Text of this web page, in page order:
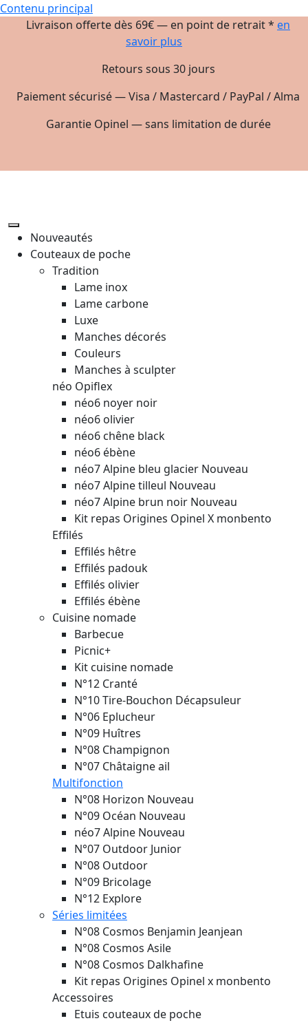
Contenu principal
Livraison offerte dès 69€ — en point de retrait * en
savoir plus
Retours sous 30 jours
Paiement sécurisé — Visa / Mastercard / PayPal / Alma
Garantie Opinel — sans limitation de durée
Nouveautés
Couteaux de poche
Tradition
Lame inox
Lame carbone
Luxe
Manches décorés
Couleurs
Manches à sculpter
néo Opiflex
néo6 noyer noir
néo6 olivier
néo6 chêne black
néo6 ébène
néo7 Alpine bleu glacier Nouveau
néo7 Alpine tilleul Nouveau
néo7 Alpine brun noir Nouveau
Kit repas Origines Opinel X monbento
Effilés
Effilés hêtre
Effilés padouk
Effilés olivier
Effilés ébène
Cuisine nomade
Barbecue
Picnic+
Kit cuisine nomade
N°12 Cranté
N°10 Tire-Bouchon Décapsuleur
N°06 Eplucheur
N°09 Huîtres
N°08 Champignon
N°07 Châtaigne ail
Multifonction
N°08 Horizon Nouveau
N°09 Océan Nouveau
néo7 Alpine Nouveau
N°07 Outdoor Junior
N°08 Outdoor
N°09 Bricolage
N°12 Explore
Séries limitées
N°08 Cosmos Benjamin Jeanjean
N°08 Cosmos Asile
N°08 Cosmos Dalkhafine
Kit repas Origines Opinel x monbento
Accessoires
Etuis couteaux de poche